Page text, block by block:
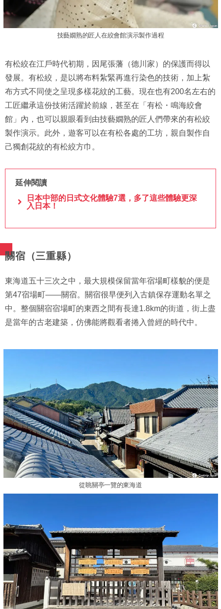
技藝嫺熟的匠人在絞會館演示製作過程
有松絞在江戶時代初期，因尾張藩（德川家）的保護而得以
發展。有松絞，是以將布料紮緊再進行染色的技術，加上紮
布方式不同使之呈現多樣花紋的工藝。現在也有200名左右的
工匠繼承這份技術活躍於前線，甚至在「有松・鳴海絞會
館」內，也可以親眼看到由技藝嫺熟的匠人們帶來的有松絞
製作演示。此外，遊客可以在有松各處的工坊，親自製作自
己獨創花紋的有松絞方巾。
延伸閱讀
日本中部的日式文化體驗7選，多了這些體驗更深
入日本！
關宿（三重縣）
東海道五十三次之中，最大規模保留當年宿場町樣貌的便是
第47宿場町——關宿。關宿很早便列入古鎮保存運動名單之
中。整個關宿宿場町的東西之間有長達1.8km的街道，街上盡
是當年的古老建築，仿佛能將觀看者捲入曾經的時代中。
從眺關亭一覽的東海道